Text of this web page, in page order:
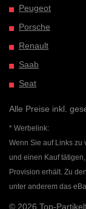
Peugeot
Porsche
Renault
Saab
Seat
Alle Preise inkl.
* Werbelink:
Wenn Sie auf Links zu
und einen Kauf
Provision erhält. Zu
unter anderem das
© 2026 Top-